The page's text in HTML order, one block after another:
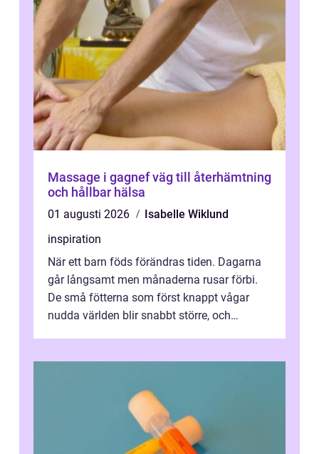
Massage i gagnef väg till återhämtning
och hållbar hälsa
01 augusti 2026
Isabelle Wiklund
inspiration
När ett barn föds förändras tiden. Dagarna
går långsamt men månaderna rusar förbi.
De små fötterna som först knappt vågar
nudda världen blir snabbt större, och